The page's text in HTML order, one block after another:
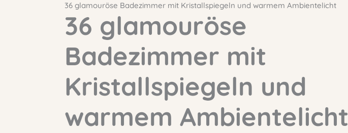
36 glamouröse Badezimmer mit Kristallspiegeln und warmem Ambientelicht
36 glamouröse
Badezimmer mit
Kristallspiegeln und
warmem Ambientelicht